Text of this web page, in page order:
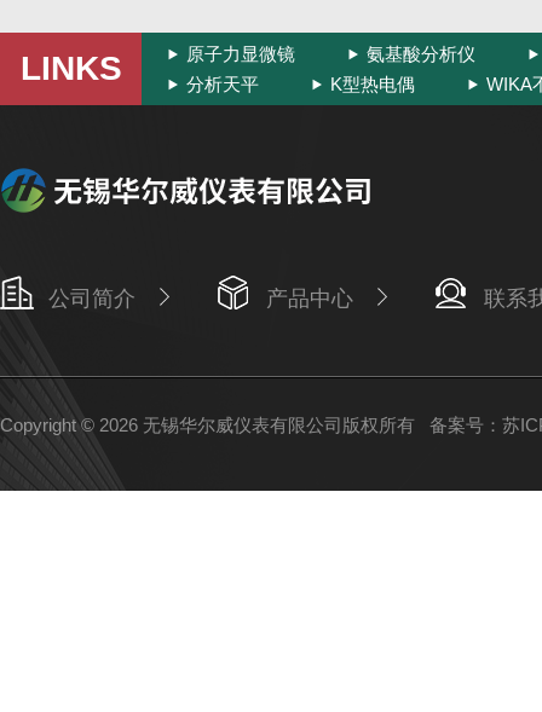
LINKS 原子力显微镜
氨基酸分析仪
分析天平
K型热电偶 WIKA
公司简介 产品中心 联系
Copyright © 2026 无锡华尔威仪表有限公司版权所有 备案号：苏